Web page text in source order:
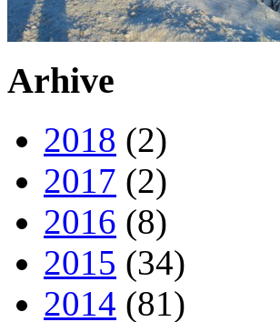
Arhive
2018 (2)
2017 (2)
2016 (8)
2015 (34)
2014 (81)